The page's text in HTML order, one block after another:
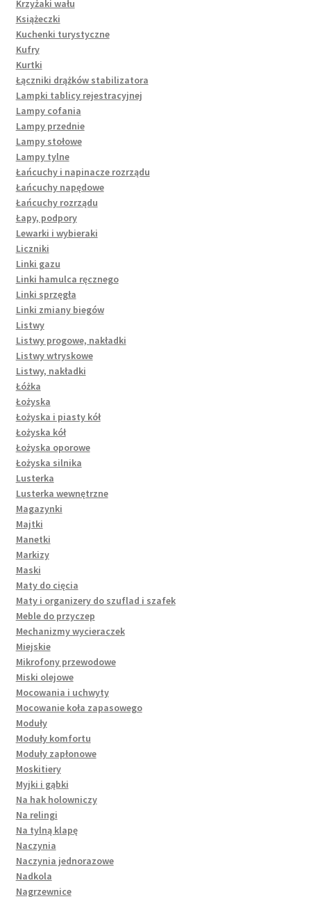
Krzyżaki wału
Książeczki
Kuchenki turystyczne
Kufry
Kurtki
Łączniki drążków stabilizatora
Lampki tablicy rejestracyjnej
Lampy cofania
Lampy przednie
Lampy stołowe
Lampy tylne
Łańcuchy i napinacze rozrządu
Łańcuchy napędowe
Łańcuchy rozrządu
Łapy, podpory
Lewarki i wybieraki
Liczniki
Linki gazu
Linki hamulca ręcznego
Linki sprzęgła
Linki zmiany biegów
Listwy
Listwy progowe, nakładki
Listwy wtryskowe
Listwy, nakładki
Łóżka
Łożyska
Łożyska i piasty kół
Łożyska kół
Łożyska oporowe
Łożyska silnika
Lusterka
Lusterka wewnętrzne
Magazynki
Majtki
Manetki
Markizy
Maski
Maty do cięcia
Maty i organizery do szuflad i szafek
Meble do przyczep
Mechanizmy wycieraczek
Miejskie
Mikrofony przewodowe
Miski olejowe
Mocowania i uchwyty
Mocowanie koła zapasowego
Moduły
Moduły komfortu
Moduły zapłonowe
Moskitiery
Myjki i gąbki
Na hak holowniczy
Na relingi
Na tylną klapę
Naczynia
Naczynia jednorazowe
Nadkola
Nagrzewnice